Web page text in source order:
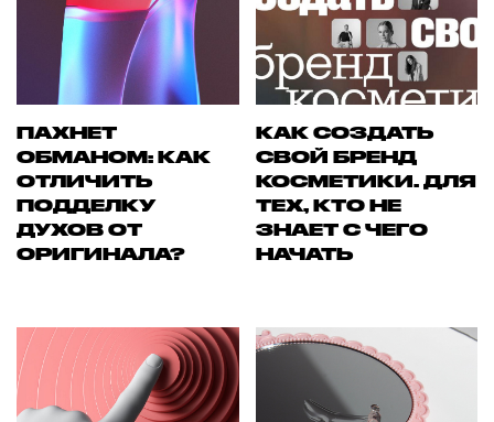
ПАХНЕТ
ОБМАНОМ: КАК
ОТЛИЧИТЬ
ПОДДЕЛКУ
ДУХОВ ОТ
ОРИГИНАЛА?
КАК СОЗДАТЬ
СВОЙ БРЕНД
КОСМЕТИКИ. ДЛЯ
ТЕХ, КТО НЕ
ЗНАЕТ С ЧЕГО
НАЧАТЬ